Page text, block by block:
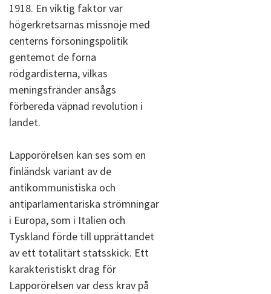
1918. En viktig faktor var
högerkretsarnas missnöje med
centerns försoningspolitik
gentemot de forna
rödgardisterna, vilkas
meningsfränder ansågs
förbereda väpnad revolution i
landet.
Lapporörelsen kan ses som en
finländsk variant av de
antikommunistiska och
antiparlamentariska strömningar
i Europa, som i Italien och
Tyskland förde till upprättandet
av ett totalitärt statsskick. Ett
karakteristiskt drag för
Lapporörelsen var dess krav på